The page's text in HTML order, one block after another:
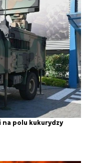
na polu kukurydzy